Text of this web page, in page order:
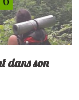
dans son